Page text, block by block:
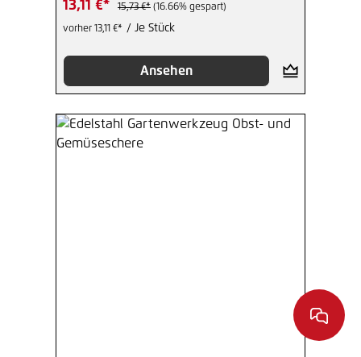
13,11 €* 15,73 €* (16.66% gespart)
vorher 13,11 €* / Je Stück
Ansehen